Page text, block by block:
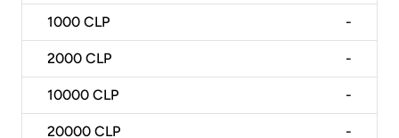
1000 CLP -
2000 CLP -
10000 CLP -
20000 CLP -